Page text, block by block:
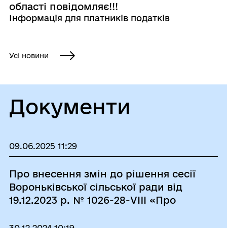
області повідомляє!!!
Інформація для платників податків
Усі новини
Документи
09.06.2025 11:29
Про внесення змін до рішення сесії
Вороньківської сільської ради від
19.12.2023 р. № 1026-28-VIII «Про